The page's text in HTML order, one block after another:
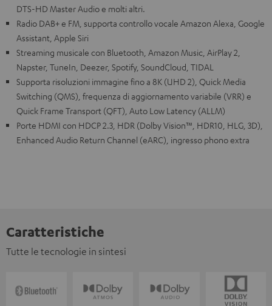
DTS-HD Master Audio e molti altri.
Radio DAB+ e FM, supporta controllo vocale Amazon Alexa, Google
Assistant, Apple Siri
Streaming musicale con Bluetooth, Amazon Music, AirPlay 2,
Napster, TuneIn, Deezer, Spotify, SoundCloud, TIDAL
Supporta risoluzioni immagine fino a 8K (UHD 2), Quick Media
Switching (QMS), frequenza di aggiornamento variabile (VRR) e
Quick Frame Transport (QFT), Auto Low Latency (ALLM)
Porte HDMI con HDCP 2.3, HDR (Dolby Vision™, HDR10, HLG, 3D),
Enhanced Audio Return Channel (eARC), ingresso phono extra
Caratteristiche
Tutte le tecnologie in sintesi